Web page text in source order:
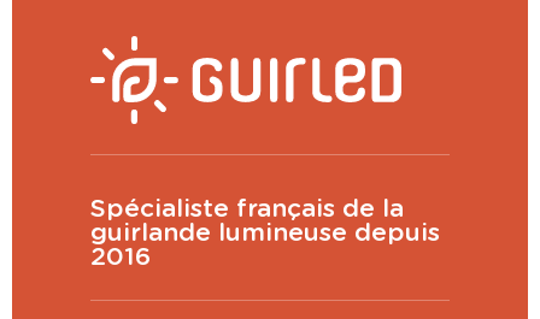
Spécialiste français de la
guirlande lumineuse depuis
2016